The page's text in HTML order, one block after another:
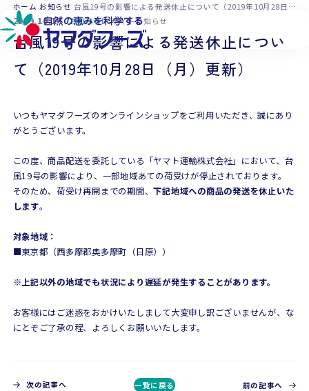
本文へ移動
ホーム お知らせ 台風19号の影響による発送休止について（2019年10月28日（月）更新）
2019.10.14 お知らせECサイトお知らせ
台風19号の影響による発送休止につい
て（2019年10月28日（月）更新）
いつもヤマダフーズのオンラインショップをご利用いただき、誠にあり
がとうございます。
この度、商品配送を委託している「ヤマト運輸株式会社」において、台
風19号の影響により、一部地域あての荷受けが停止されております。
そのため、荷受け再開までの期間、下記地域への商品の発送を休止いた
します。
対象地域：
■東京都（西多摩郡奥多摩町（日原））
※上記以外の地域でも状況により遅延が発生することがあります。
お客様にはご迷惑をおかけいたしまして大変申し訳ございませんが、な
にとぞご了承の程、よろしくお願いいたします。
次の記事へ 一覧に戻る 前の記事へ